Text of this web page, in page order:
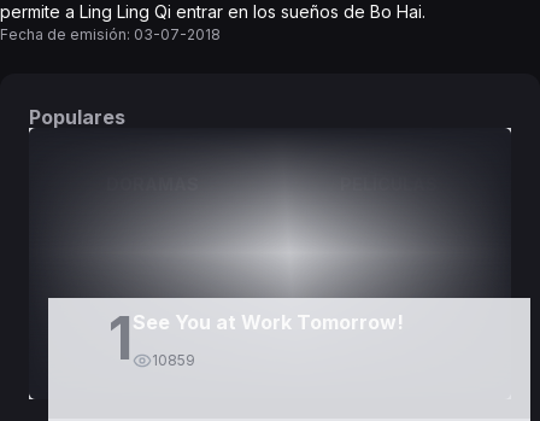
permite a Ling Ling Qi entrar en los sueños de Bo Hai.
Fecha de emisión: 03-07-2018
Populares
1 See You at Work Tomorrow!
10859